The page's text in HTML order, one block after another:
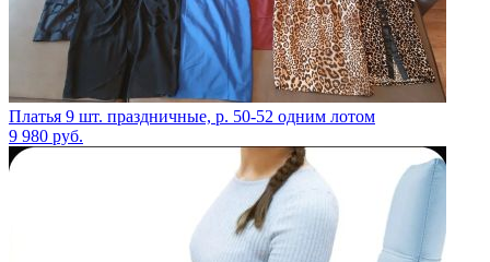
Платья 9 шт. праздничные, р. 50-52 одним лотом
9 980 руб.